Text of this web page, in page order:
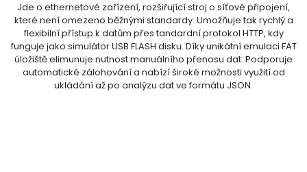
Jde o ethernetové zařízení, rozšiřující stroj o síťové připojení,
které není omezeno běžnými standardy. Umožňuje tak rychlý a
flexibilní přístup k datům přes tandardní protokol HTTP, kdy
funguje jako simulátor USB FLASH disku. Díky unikátní emulaci FAT
úložiště elimunuje nutnost manuálního přenosu dat. Podporuje
automatické zálohování a nabízí široké možnosti využití od
ukládání až po analýzu dat ve formátu JSON.